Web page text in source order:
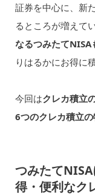
証券を中心に、新
るところが増えて
なるつみたてNISA
りはるかにお得に
今回はクレカ積立
6つのクレカ積立
つみたて
得・便利なク